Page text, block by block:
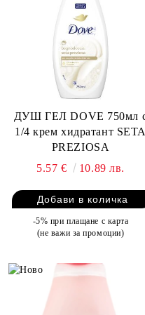
ДУШ ГЕЛ DOVE 750мл с
1/4 крем хидратант SETA
PREZIOSA
5.57 €
10.89 лв.
-5% при плащане с карта
(не важи за промоции)